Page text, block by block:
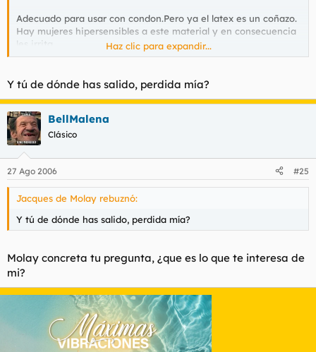
Adecuado para usar con condon.Pero ya el latex es un coñazo.
Hay mujeres hipersensibles a este material y en consecuencia
les irrita.
un excelente protector frente a infecciones por agentes
Haz clic para expandir...
Y tú de dónde has salido, perdida mía?
BellMalena
Clásico
27 Ago 2006 #25
Jacques de Molay rebuznó:
Y tú de dónde has salido, perdida mía?
Molay concreta tu pregunta, ¿que es lo que te interesa de
mi?